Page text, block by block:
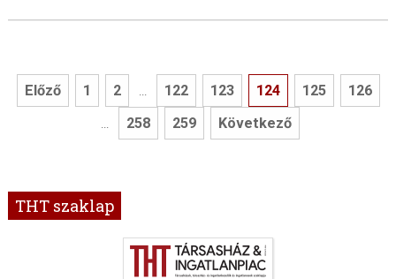
Előző 1 2 ... 122 123 124 125 126
... 258 259 Következő
THT szaklap